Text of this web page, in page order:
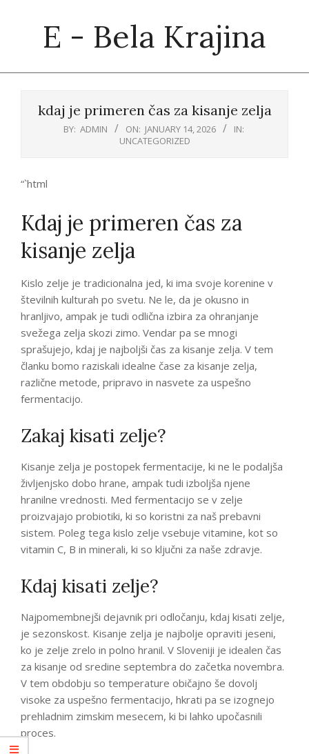
E - Bela Krajina
kdaj je primeren čas za kisanje zelja
BY: ADMIN ON: JANUARY 14, 2026
IN:
UNCATEGORIZED
“`html
Kdaj je primeren čas za
kisanje zelja
Kislo zelje je tradicionalna jed, ki ima svoje korenine v
številnih kulturah po svetu. Ne le, da je okusno in
hranljivo, ampak je tudi odlična izbira za ohranjanje
svežega zelja skozi zimo. Vendar pa se mnogi
sprašujejo, kdaj je najboljši čas za kisanje zelja. V tem
članku bomo raziskali idealne čase za kisanje zelja,
različne metode, pripravo in nasvete za uspešno
fermentacijo.
Zakaj kisati zelje?
Kisanje zelja je postopek fermentacije, ki ne le podaljša
življenjsko dobo hrane, ampak tudi izboljša njene
hranilne vrednosti. Med fermentacijo se v zelje
proizvajajo probiotiki, ki so koristni za naš prebavni
sistem. Poleg tega kislo zelje vsebuje vitamine, kot so
vitamin C, B in minerali, ki so ključni za naše zdravje.
Kdaj kisati zelje?
Najpomembnejši dejavnik pri odločanju, kdaj kisati zelje,
je sezonskost. Kisanje zelja je najbolje opraviti jeseni,
ko je zelje zrelo in polno hranil. V Sloveniji je idealen čas
za kisanje od sredine septembra do začetka novembra.
V tem obdobju so temperature običajno še dovolj
visoke za uspešno fermentacijo, hkrati pa se izognejo
prehladnim zimskim mesecem, ki bi lahko upočasnili
proces.